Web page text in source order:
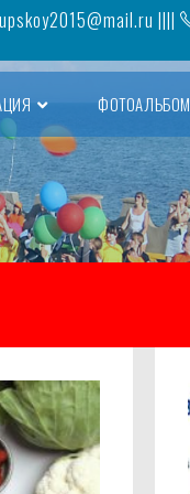
||||
ФОТОАЛЬБОМ